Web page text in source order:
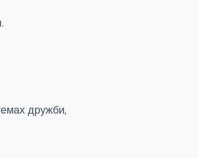
дружби,